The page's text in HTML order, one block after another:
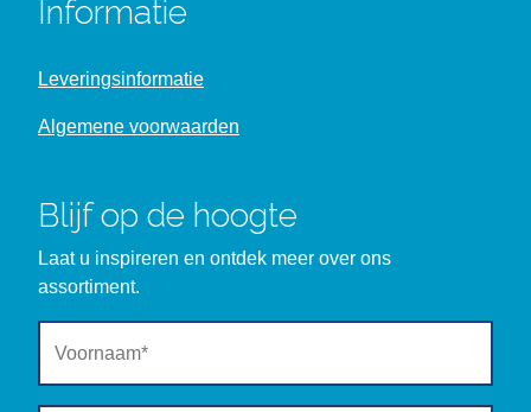
Informatie
Leveringsinformatie
Algemene voorwaarden
Blijf op de hoogte
Laat u inspireren en ontdek meer over ons
assortiment.